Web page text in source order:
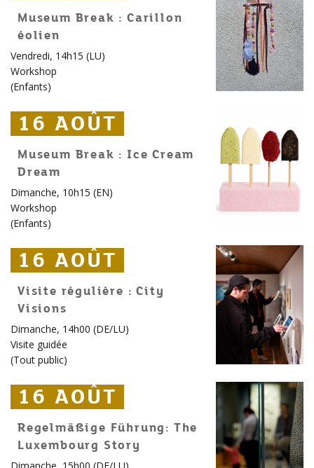
Museum Break : Carillon
éolien
Vendredi, 14h15 (LU)
Workshop
(Enfants)
16 AOÛT
16 AOÛT
16 AOÛT
Museum Break : Ice Cream
Dream
Dimanche, 10h15 (EN)
Workshop
(Enfants)
16 AOÛT
16 AOÛT
16 AOÛT
Visite régulière : City
Visions
Dimanche, 14h00 (DE/LU)
Visite guidée
(Tout public)
16 AOÛT
16 AOÛT
16 AOÛT
Regelmäßige Führung: The
Luxembourg Story